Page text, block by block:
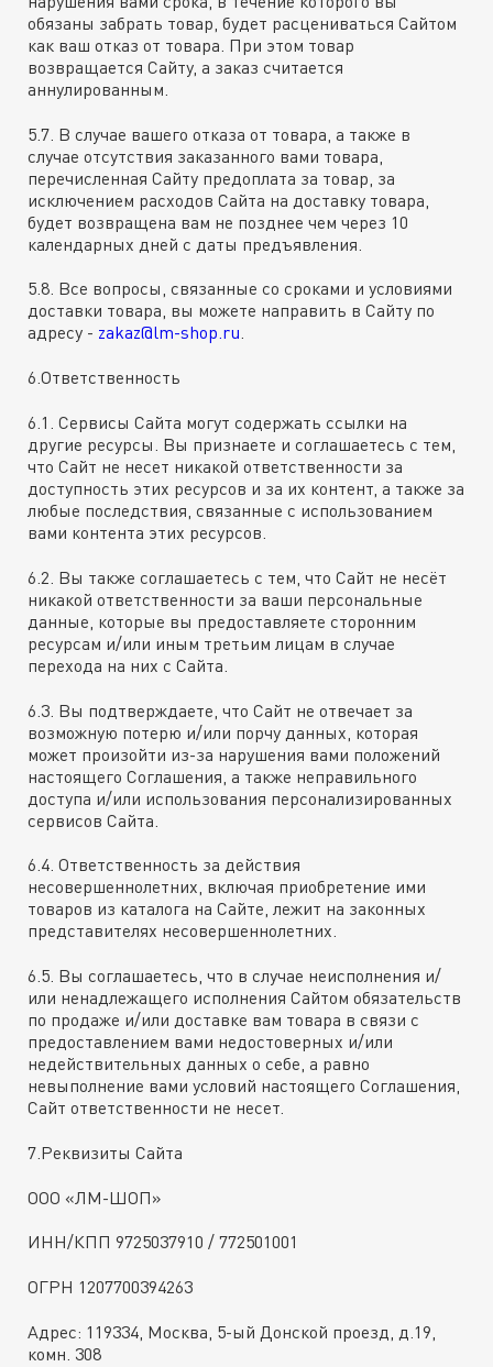
обязаны забрать товар, будет расцениваться Сайтом
как ваш отказ от товара. При этом товар
возвращается Сайту, а заказ считается
аннулированным.
5.7. В случае вашего отказа от товара, а также в
случае отсутствия заказанного вами товара,
перечисленная Сайту предоплата за товар, за
исключением расходов Сайта на доставку товара,
будет возвращена вам не позднее чем через 10
календарных дней с даты предъявления.
5.8. Все вопросы, связанные со сроками и условиями
доставки товара, вы можете направить в Сайту по
адресу - zakaz@lm-shop.ru.
6.Ответственность
6.1. Сервисы Сайта могут содержать ссылки на
другие ресурсы. Вы признаете и соглашаетесь с тем,
что Сайт не несет никакой ответственности за
доступность этих ресурсов и за их контент, а также за
любые последствия, связанные с использованием
вами контента этих ресурсов.
6.2. Вы также соглашаетесь с тем, что Сайт не несёт
никакой ответственности за ваши персональные
данные, которые вы предоставляете сторонним
ресурсам и/или иным третьим лицам в случае
перехода на них с Сайта.
6.3. Вы подтверждаете, что Сайт не отвечает за
возможную потерю и/или порчу данных, которая
может произойти из-за нарушения вами положений
настоящего Соглашения, а также неправильного
доступа и/или использования персонализированных
сервисов Сайта.
6.4. Ответственность за действия
несовершеннолетних, включая приобретение ими
товаров из каталога на Сайте, лежит на законных
представителях несовершеннолетних.
6.5. Вы соглашаетесь, что в случае неисполнения и/
или ненадлежащего исполнения Сайтом обязательств
по продаже и/или доставке вам товара в связи с
предоставлением вами недостоверных и/или
недействительных данных о себе, а равно
невыполнение вами условий настоящего Соглашения,
Сайт ответственности не несет.
7.Реквизиты Сайта
ООО «ЛМ-ШОП»
ИНН/КПП 9725037910 / 772501001
ОГРН 1207700394263
Адрес: 119334, Москва, 5-ый Донской проезд, д.19,
комн. 308